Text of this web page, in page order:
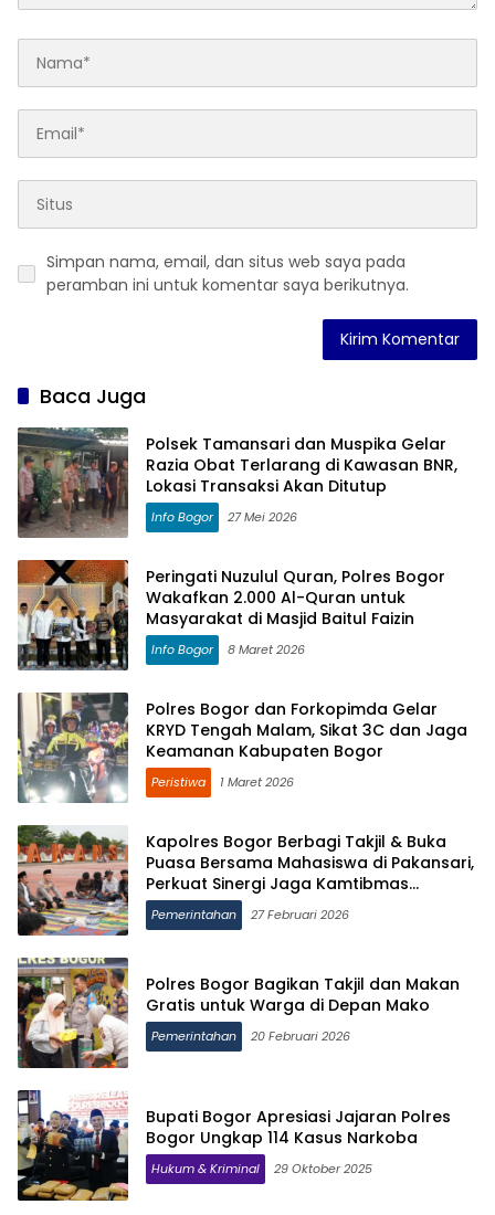
Simpan nama, email, dan situs web saya pada
peramban ini untuk komentar saya berikutnya.
Baca Juga
Polsek Tamansari dan Muspika Gelar
Razia Obat Terlarang di Kawasan BNR,
Lokasi Transaksi Akan Ditutup
Info Bogor 27 Mei 2026
Peringati Nuzulul Quran, Polres Bogor
Wakafkan 2.000 Al-Quran untuk
Masyarakat di Masjid Baitul Faizin
Info Bogor 8 Maret 2026
Polres Bogor dan Forkopimda Gelar
KRYD Tengah Malam, Sikat 3C dan Jaga
Keamanan Kabupaten Bogor
Peristiwa 1 Maret 2026
Kapolres Bogor Berbagi Takjil & Buka
Puasa Bersama Mahasiswa di Pakansari,
Perkuat Sinergi Jaga Kamtibmas
Ramadan 2026
Pemerintahan 27 Februari 2026
Polres Bogor Bagikan Takjil dan Makan
Gratis untuk Warga di Depan Mako
Pemerintahan 20 Februari 2026
Bupati Bogor Apresiasi Jajaran Polres
Bogor Ungkap 114 Kasus Narkoba
Hukum & Kriminal 29 Oktober 2025